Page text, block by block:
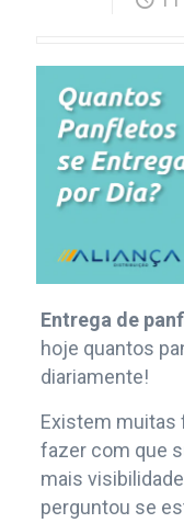
Entrega de
hoje quantos
diariamente!
Existem
fazer com que
mais
perguntou se